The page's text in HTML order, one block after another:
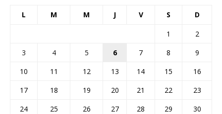
L M M J V S D
1
2
3
4 5 6 7 8
9
10
11 12 13 14 15
16
17
18 19 20 21 22
23
24
25 26 27 28 29
30